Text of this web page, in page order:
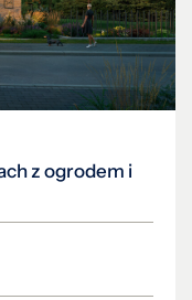
z ogrodem i